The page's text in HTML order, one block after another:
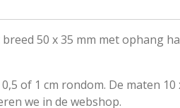
50 x 35 mm met ophang
of 1 cm rondom. De maten 10
we in de webshop.